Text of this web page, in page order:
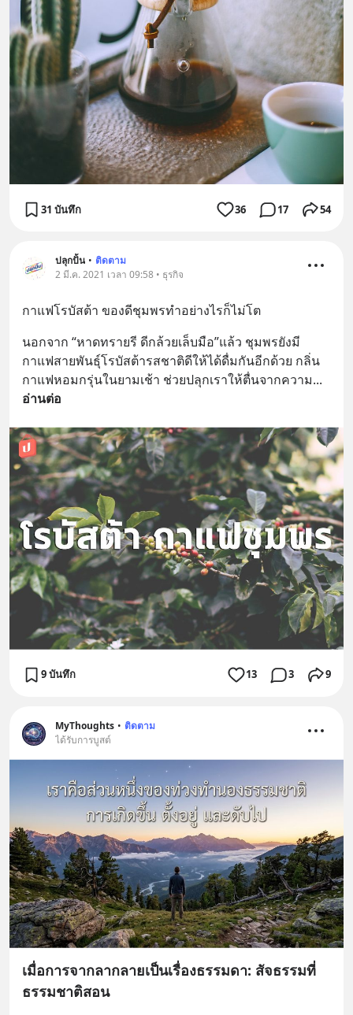
31 บันทึก 36 17 54
ปลุกปั้น • ติดตาม
2 มี.ค. 2021 เวลา 09:58 • ธุรกิจ
กาแฟโรบัสต้า ของดีชุมพรทำอย่างไรก็ไม่โต
นอกจาก “หาดทรายรี ดีกล้วยเล็บมือ”แล้ว ชุมพรยังมี
กาแฟสายพันธุ์โรบัสต้ารสชาติดีให้ได้ดื่มกันอีกด้วย กลิ่น
กาแฟหอมกรุ่นในยามเช้า ช่วยปลุกเราให้ตื่นจากความ
อ่านต่อ
9 บันทึก 13 3 9
MyThoughts • ติดตาม
ได้รับการบูสต์
เมื่อการจากลากลายเป็นเรื่องธรรมดา: สัจธรรมที่
ธรรมชาติสอน